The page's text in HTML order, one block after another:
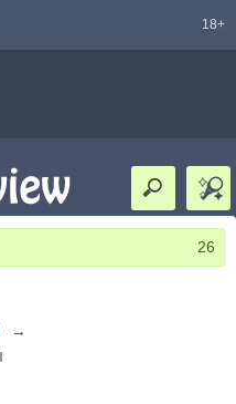
18+
26
→